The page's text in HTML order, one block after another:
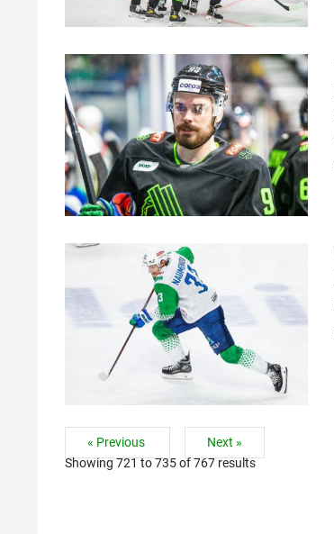
« Previous
Next »
Showing721to735of767results